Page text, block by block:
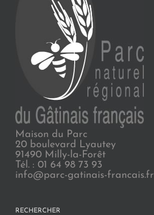
Maison du Parc
20 boulevard Lyautey
91490 Milly-la-Forêt
Tél. : 01 64 98 73 93
info@parc-gatinais-francais.fr
RECHERCHER